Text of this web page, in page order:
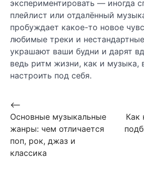
экспериментировать — иногда
плейлист или отдалённый
пробуждает какое-то новое
любимые треки и
украшают ваши будни и дарят
ведь ритм жизни, как и музыка,
настроить под себя.
Навигация
по
записям
⟵
Основные музыкальные
жанры: чем отличается
поп, рок, джаз и
классика
Как